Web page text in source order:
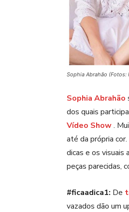
Sophia Abrahão (Fotos:
Sophia Abrahão
dos quais
Vídeo Show.
até da própria
dicas e os visuais
peças parecidas,
#ficaadica1: De
vazados dão um